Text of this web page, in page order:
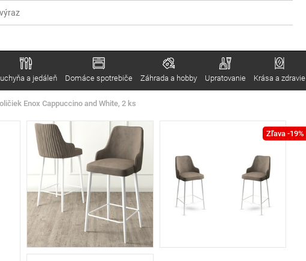
a jedáleň Domáce spotrebiče Záhrada a hobby Upratovanie Krása a zdravie
Enox Cappuccino and White, 2 ks
Zľava -19%